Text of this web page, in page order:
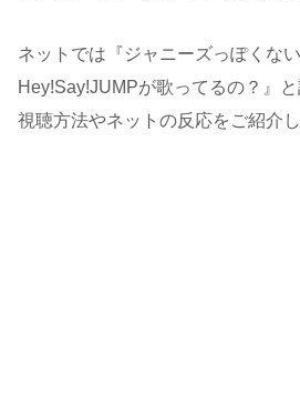
ネットでは『ジャニーズっぽくな
Hey!Say!JUMPが歌ってるの？』
視聴方法やネットの反応をご紹介し